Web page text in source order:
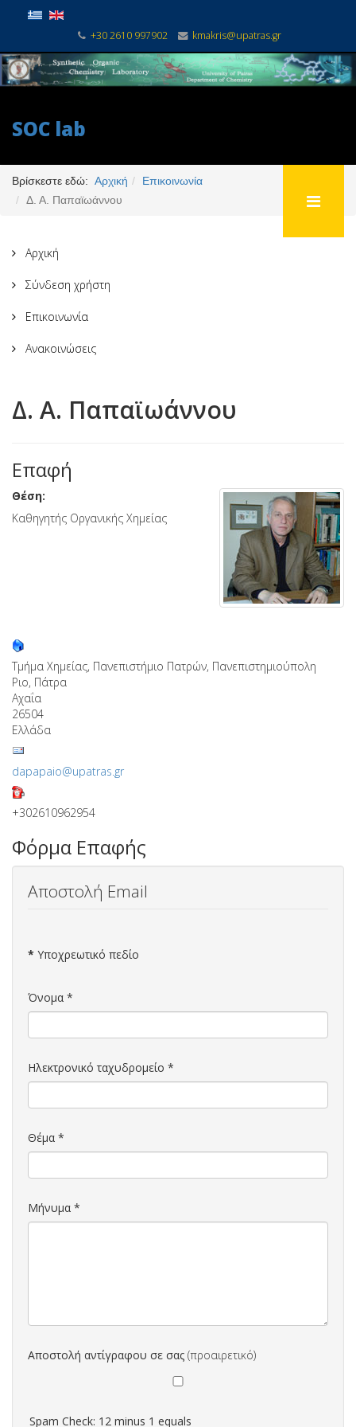
+30 2610 997902 kmakris@upatras.gr
SOC lab
Βρίσκεστε εδώ: Αρχική
Επικοινωνία
Δ. Α. Παπαϊωάννου
Αρχική
Σύνδεση χρήστη
Επικοινωνία
Ανακοινώσεις
Δ. Α. Παπαϊωάννου
Επαφή
Θέση:
Καθηγητής Οργανικής Χημείας
Τμήμα Χημείας, Πανεπιστήμιο Πατρών, Πανεπιστημιούπολη
Ριο, Πάτρα
Αχαΐα
26504
Ελλάδα
dapapaio@upatras.gr
+302610962954
Φόρμα Επαφής
Αποστολή Email
* Υποχρεωτικό πεδίο
Όνομα *
Ηλεκτρονικό ταχυδρομείο *
Θέμα *
Μήνυμα *
Αποστολή αντίγραφου σε σας (προαιρετικό)
Spam Check: 12 minus 1 equals